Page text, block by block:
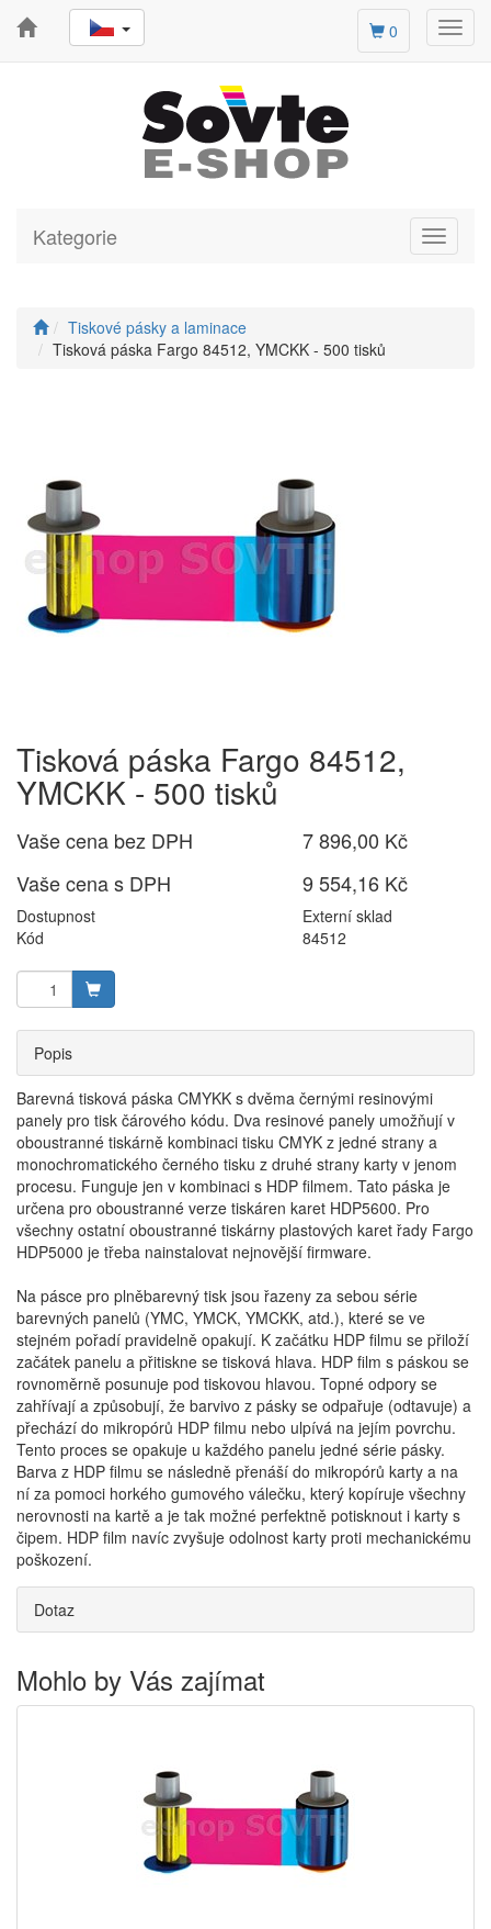
0
Toggle
Kategorie
Tiskové pásky a laminace
Tisková páska Fargo 84512, YMCKK - 500 tisků
Tisková páska Fargo 84512,
YMCKK - 500 tisků
Vaše cena bez DPH
7 896,00 Kč
Vaše cena s DPH
9 554,16 Kč
Dostupnost
Externí sklad
Kód
84512
Popis
Barevná tisková páska CMYKK s dvěma černými resinovými
panely pro tisk čárového kódu. Dva resinové panely umožňují v
oboustranné tiskárně kombinaci tisku CMYK z jedné strany a
monochromatického černého tisku z druhé strany karty v jenom
procesu. Funguje jen v kombinaci s HDP filmem. Tato páska je
určena pro oboustranné verze tiskáren karet HDP5600. Pro
všechny ostatní oboustranné tiskárny plastových karet řady Fargo
HDP5000 je třeba nainstalovat nejnovější firmware.
Na pásce pro plněbarevný tisk jsou řazeny za sebou série
barevných panelů (YMC, YMCK, YMCKK, atd.), které se ve
stejném pořadí pravidelně opakují. K začátku HDP filmu se přiloží
začátek panelu a přitiskne se tisková hlava. HDP film s páskou se
rovnoměrně posunuje pod tiskovou hlavou. Topné odpory se
zahřívají a způsobují, že barvivo z pásky se odpařuje (odtavuje) a
přechází do mikropórů HDP filmu nebo ulpívá na jejím povrchu.
Tento proces se opakuje u každého panelu jedné série pásky.
Barva z HDP filmu se následně přenáší do mikropórů karty a na
ní za pomoci horkého gumového válečku, který kopíruje všechny
nerovnosti na kartě a je tak možné perfektně potisknout i karty s
čipem. HDP film navíc zvyšuje odolnost karty proti mechanickému
poškození.
Dotaz
Mohlo by Vás zajímat